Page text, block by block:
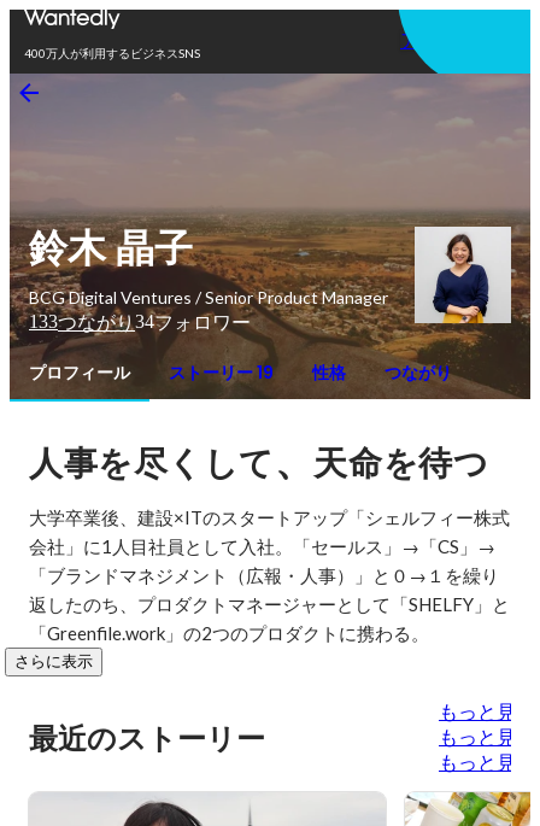
400万人が利用するビジネスSNS
アプリを使う
鈴木 晶子
BCG Digital Ventures / Senior Product Manager
133つながり34フォロワー
プロフィール ストーリー 19 性格 つながり
人事を尽くして、天命を待つ
大学卒業後、建設×ITのスタートアップ「シェルフィー株式
会社」に1人目社員として入社。「セールス」→「CS」→
「ブランドマネジメント（広報・人事）」と０→１を繰り
返したのち、プロダクトマネージャーとして「SHELFY」と
「Greenfile.work」の2つのプロダクトに携わる。
さらに表示
最近のストーリー
もっと見る
もっと見る
もっと見る